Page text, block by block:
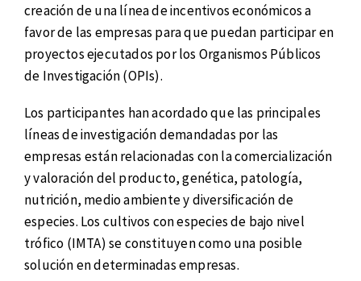
creación de una línea de incentivos económicos a
favor de las empresas para que puedan participar en
proyectos ejecutados por los Organismos Públicos
de Investigación (OPIs).
Los participantes han acordado que las principales
líneas de investigación demandadas por las
empresas están relacionadas con la comercialización
y valoración del producto, genética, patología,
nutrición, medio ambiente y diversificación de
especies. Los cultivos con especies de bajo nivel
trófico (IMTA) se constituyen como una posible
solución en determinadas empresas.